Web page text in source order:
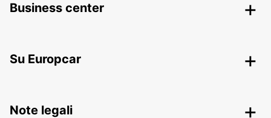
Business center
Su Europcar
Note legali